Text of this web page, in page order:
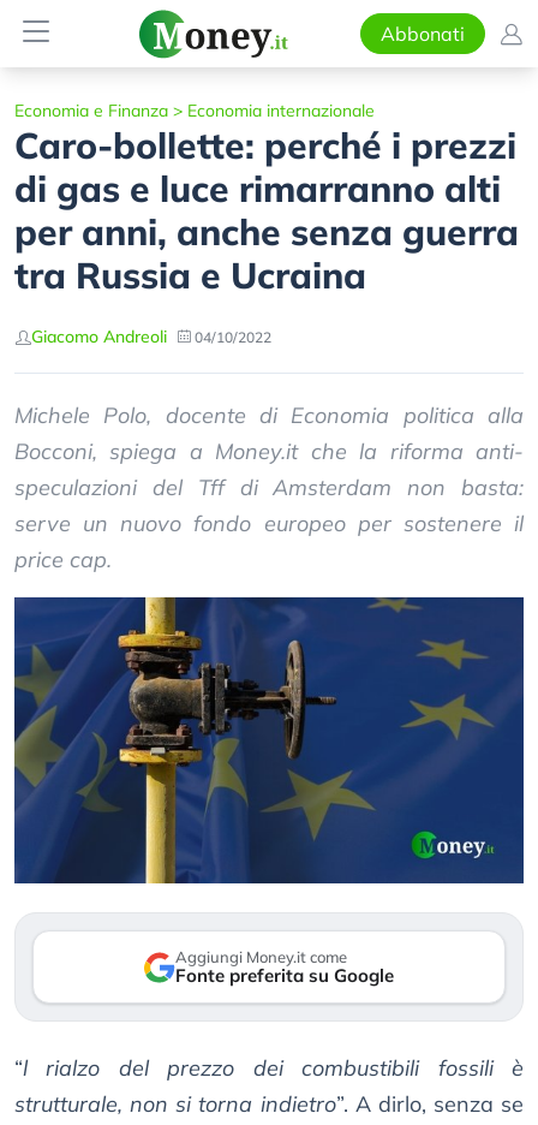
Abbonati
Economia e Finanza > Economia internazionale
Caro-bollette: perché i prezzi
di gas e luce rimarranno alti
per anni, anche senza guerra
tra Russia e Ucraina
Giacomo Andreoli 04/10/2022
Michele Polo, docente di Economia politica alla
Bocconi, spiega a Money.it che la riforma anti-
speculazioni del Tff di Amsterdam non basta:
serve un nuovo fondo europeo per sostenere il
price cap.
Aggiungi Money.it come
Fonte preferita su Google
“l rialzo del prezzo dei combustibili fossili è
strutturale, non si torna indietro”. A dirlo, senza se